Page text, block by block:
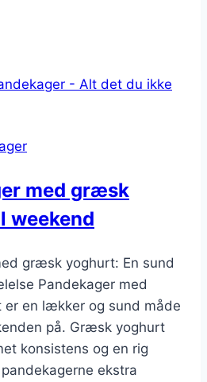
med græsk
weekend
græsk yoghurt: En sund
Pandekager med
en lækker og sund måde
på. Græsk yoghurt
konsistens og en rig
ekstra